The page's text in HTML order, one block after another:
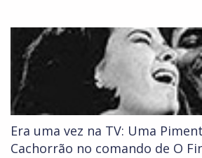
Era uma vez na TV: Uma
Cachorrão no comando de O